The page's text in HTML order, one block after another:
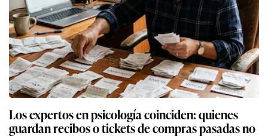
Los expertos en psicología coinciden: quienes
guardan recibos o tickets de compras pasadas no